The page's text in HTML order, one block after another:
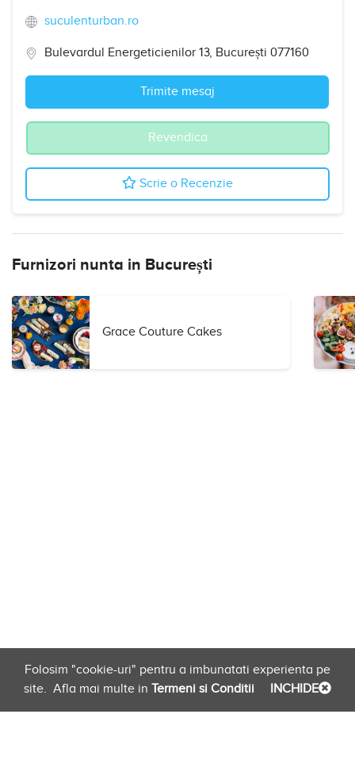
suculenturban.ro
Bulevardul Energeticienilor 13, București 077160
Trimite mesaj
Revendica
Scrie o Recenzie
Furnizori nunta in București
Grace Couture Cakes
Folosim "cookie-uri" pentru a imbunatati experienta pe
site. Afla mai multe in Termeni si Conditii INCHIDE